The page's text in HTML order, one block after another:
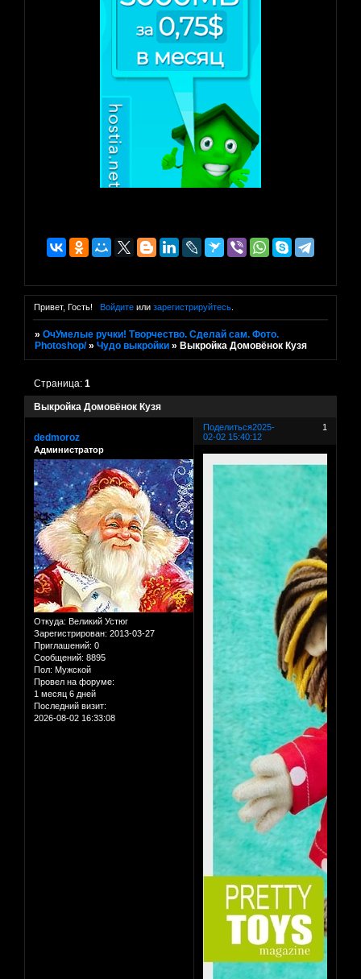
Привет, Гость! Войдитеили зарегистрируйтесь.
»ОчУмелые ручки! Творчество. Сделай сам. Фото.
Photoshop/ »Чудо выкройки » Выкройка Домовёнок Кузя
Выкройка Домовёнок Кузя
Страница:1
Поделиться 1
2025-
02-02 15:40:12
dedmoroz
Администратор
Откуда: Великий Устюг
Зарегистрирован: 2013-03-27
Приглашений: 0
Сообщений: 8895
Пол: Мужской
Провел на форуме:
1 месяц 6 дней
Последний визит:
2026-08-02 16:33:08